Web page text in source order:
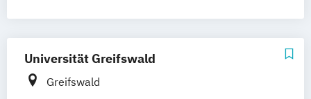
Universität Greifswald
Greifswald